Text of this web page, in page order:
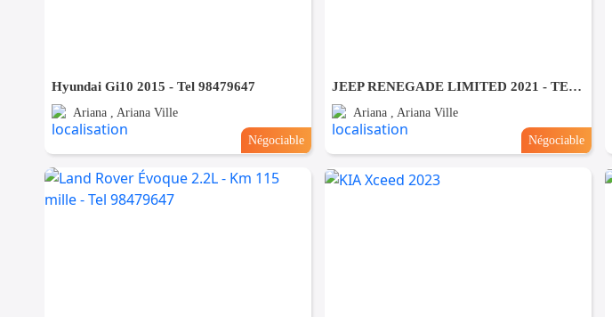
Hyundai Gi10 2015 - Tel 98479647
Ariana , Ariana Ville
Négociable
JEEP RENEGADE LIMITED 2021 - TEL 98479647
Ariana , Ariana Ville
Négociable